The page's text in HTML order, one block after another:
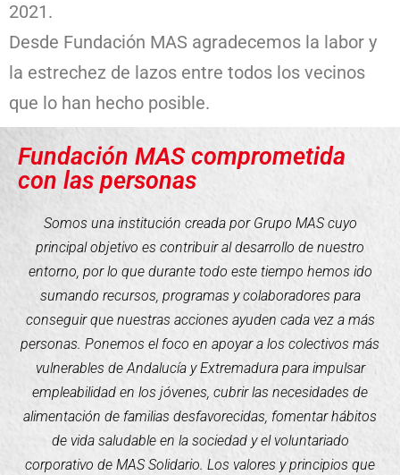
2021.
Desde Fundación MAS agradecemos la labor y
la estrechez de lazos entre todos los vecinos
que lo han hecho posible.
Fundación MAS comprometida
con las personas
Somos una institución creada por Grupo MAS cuyo
principal objetivo es contribuir al desarrollo de nuestro
entorno, por lo que durante todo este tiempo hemos ido
sumando recursos, programas y colaboradores para
conseguir que nuestras acciones ayuden cada vez a más
personas. Ponemos el foco en apoyar a los colectivos más
vulnerables de Andalucía y Extremadura para impulsar
empleabilidad en los jóvenes, cubrir las necesidades de
alimentación de familias desfavorecidas, fomentar hábitos
de vida saludable en la sociedad y el voluntariado
corporativo de MAS Solidario. Los valores y principios que